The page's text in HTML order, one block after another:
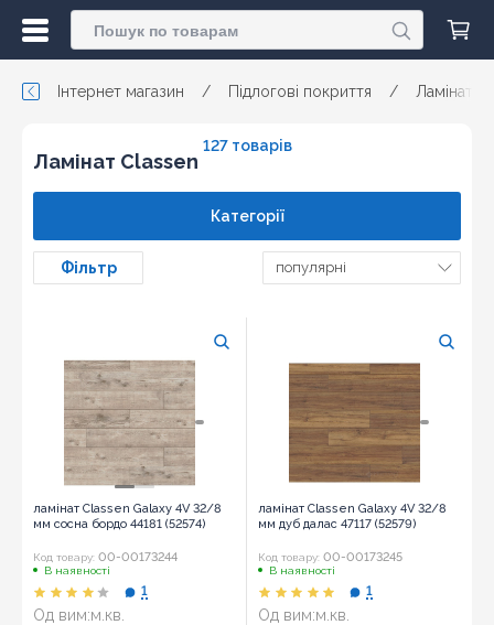
Інтернет магазин / Підлогові покриття / Ламінат
Ламінат Classen
127 товарів
Фільтр
Категорії
популярні
ламінат Classen Galaxy 4V 32/8
мм сосна бордо 44181 (52574)
Код товару: 00-00173244
В наявності
Од вим:м.кв.
1
ламінат Classen Galaxy 4V 32/8
мм дуб далас 47117 (52579)
Код товару: 00-00173245
В наявності
Од вим:м.кв.
1